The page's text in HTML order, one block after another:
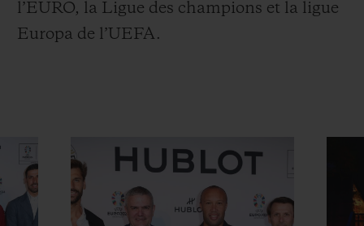
l’EURO, la Ligue des champions et la ligue
Europa de l’UEFA.